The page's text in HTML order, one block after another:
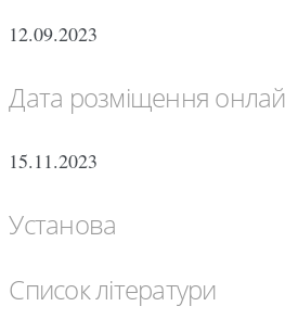
12.09.2023
Дата розміщення
15.11.2023
Установа
Список літератури